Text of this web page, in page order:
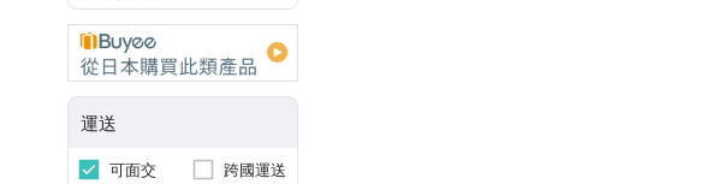
運送
可面交 跨國運送